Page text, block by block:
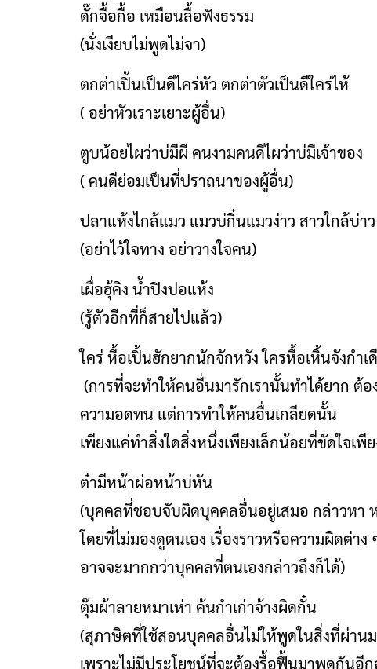
ดั๊กจื้อกื้อ เหมือนลื้อฟังธรรม
(นั่งเงียบไม่พูดไม่จา)
ตกต่าเปิ้นเป็นดีไคร่หัว ตกต่าตัวเป็นดีใคร่ไห้
( อย่าหัวเราะเยาะผู้อื่น)
ตูบน้อยไผว่าบ่มีผี คนงามคนดีไผว่าบ่มีเจ้าของ
( คนดีย่อมเป็นที่ปราถนาของผู้อื่น)
ปลาแห้งไกล้แมว แมวบ่กิ๋นแมวง่าว สาวใกล้บ่า
(อย่าไว้ใจทาง อย่าวางใจคน)
เผื่อฮุ้คิง น้ำปิงปอแห้ง
(รู้ตัวอีกที่ก็สายไปแล้ว)
ใคร่ หื้อเปิ้นฮักยากนักจักหวัง ใครหื้อเหิ้นจังกำเ
(การที่จะทำให้คนอื่นมารักเรานั้นทำได้ยาก ต้
ความอดทน แต่การทำให้คนอื่นเกลียดนั้น
เพียงแค่ทำสิ่งใดสิ่งหนึ่งเพียงเล็กน้อยที่ขัดใจเพี
ต๋ามีหน้าผ่อหน้าบ่หัน
(บุคคลที่ชอบจับผิดบุคคลอื่นอยู่เสมอ กล่าวหา
โดยที่ไม่มองดูตนเอง เรื่องราวหรือความผิดต่า
อาจจะมากกว่าบุคคลที่ตนเองกล่าวถึงก็ได้)
ตุ๊มผ้าลายหมาเห่า ค้นกำเก่าจ้างผิดกั๋น
(สุภาษิตที่ใช้สอนบุคคลอื่นไม่ให้พูดในสิ่งที่ผ่าน
เพราะไม่มีประโยชน์ที่จะต้องรื้อฟื้นมาพูดกันอีก